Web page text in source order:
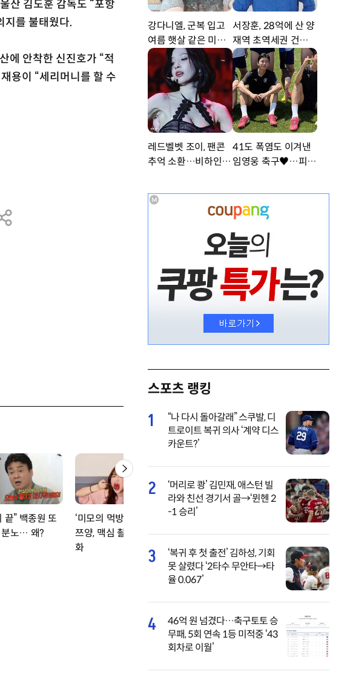
산 김도훈 감독도 “포항
지를 불태웠다.
에 안착한 신진호가 “적
용이 “세리머니를 할 수
끝” 백종원 또
분노… 왜?
‘미모의 먹방 유튜버’
쯔양, 맥심 촬영→초토
화
강다니엘, 군복 입고
여름 햇살 같은 미소
‘잘생겼어’ [DA★]
서장훈, 28억에 산 양
재역 초역세권 건물 4
50억에 내놨다
레드벨벳 조이, 팬콘
추억 소환…비하인드
41도 폭염도 이겨낸
임영웅 축구♥…피지
스포츠 랭킹
1
“나 다시 돌아갈래” 스쿠발, 디
트로이트 복귀 의사 ‘계약 디스
카운트?’
2
‘머리로 쾅’ 김민재, 애스턴 빌
라와 친선 경기서 골→‘뮌헨 2
-1 승리’
3
‘복귀 후 첫 출전’ 김하성, 기회
못 살렸다 ‘2타수 무안타→타
율 0.067’
4
46억 원 넘겼다…축구토토 승
무패, 5회 연속 1등 미적중 ‘43
회차로 이월’